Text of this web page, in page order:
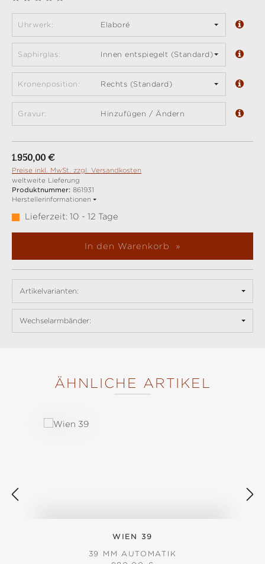
Uhrwerk: Elaboré
Saphirglas: Innen entspiegelt (Standard)
Kronenposition: Rechts (Standard)
Gravur: Hinzufügen / Ändern
Regulärer Preis:
1.950,00 €
Preise inkl. MwSt. zzgl. Versandkosten
weltweite Lieferung
Produktnummer: 861931
Herstellerinformationen
Lieferzeit: 10 - 12 Tage
In den Warenkorb
Artikelvarianten:
Wechselarmbänder:
ÄHNLICHE ARTIKEL
WIEN 39
39 MM AUTOMATIK